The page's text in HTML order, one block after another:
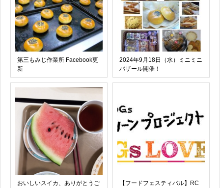
第三もみじ作業所 Facebook更
新
2024年9月18日（水）ミニミニ
バザール開催！
おいしいスイカ、ありがとうご
【フードフェスティバル】RC